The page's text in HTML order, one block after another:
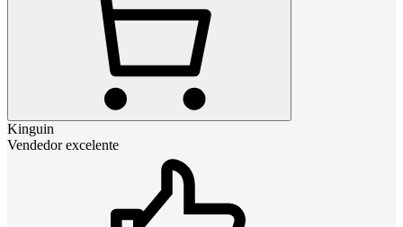
Kinguin
Vendedor excelente